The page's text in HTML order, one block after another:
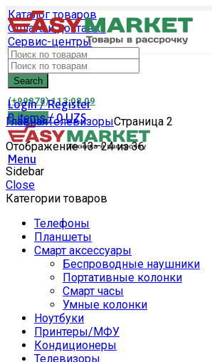
Каталог товаров
Оплата и доставка
Сервис-центры
Связаться с нами
(+99878) 113 08 09
Search
Login / Register
0items/ 0UZS
Menu
Search
ГлавнаяТелевизорыСтраница 2
Отображение 13–24 из 36
Sidebar
Close
Категории товаров
Телефоны
Планшеты
Смарт аксессуары
Беспроводные наушники
Портативные колонки
Смарт часы
Умные колонки
Ноутбуки
Принтеры/МФУ
Кондиционеры
Телевизоры